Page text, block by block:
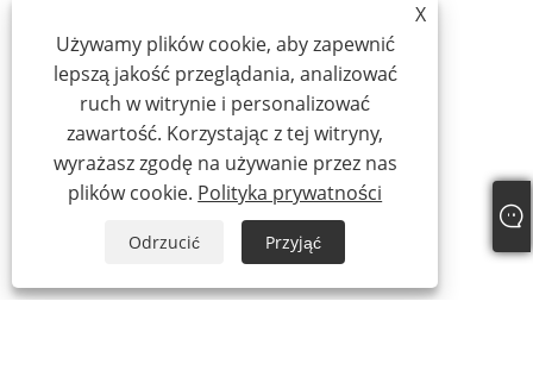
X
Używamy plików cookie, aby zapewnić
lepszą jakość przeglądania, analizować
ruch w witrynie i personalizować
zawartość. Korzystając z tej witryny,
wyrażasz zgodę na używanie przez nas
plików cookie. Polityka prywatności
Odrzucić Przyjąć